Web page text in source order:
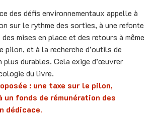
des défis environnementaux appelle à
sur le rythme des sorties, à une refonte
des mises en place et des retours à même
pilon, et à la recherche d’outils de
plus durables. Cela exige d’œuvrer
du livre.
: une taxe sur le pilon,
un fonds de rémunération des
dédicace.